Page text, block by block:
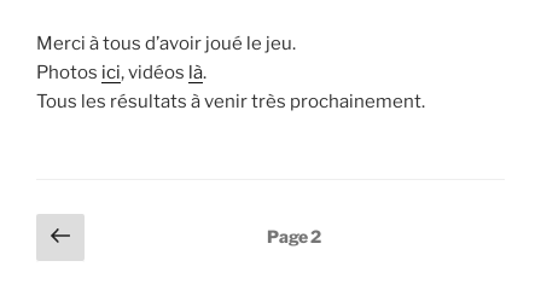
Merci à tous d’avoir joué le jeu.
Photos ici, vidéos là.
Tous les résultats à venir très prochainement.
Pagination
des
Page
précédente
Page2